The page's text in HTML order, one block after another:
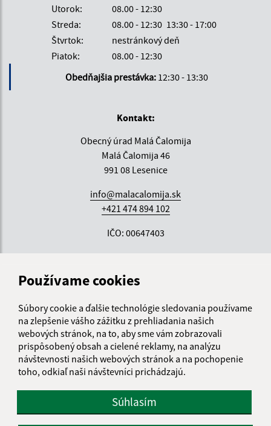
Používame cookies
Súbory cookie a ďalšie technológie sledovania používame
na zlepšenie vášho zážitku z prehliadania našich
webových stránok, na to, aby sme vám zobrazovali
prispôsobený obsah a cielené reklamy, na analýzu
návštevnosti našich webových stránok a na pochopenie
toho, odkiaľ naši návštevníci prichádzajú.
Súhlasím
Utorok:
08.00 - 12:30
Streda:
08.00 - 12:30 13:30 - 17:00
Štvrtok:
nestránkový deň
Piatok:
08.00 - 12:30
Obedňajšia prestávka: 12:30 - 13:30
Kontakt:
Obecný úrad Malá Čalomija
Malá Čalomija 46
991 08 Lesenice
info@malacalomija.sk
+421 474 894 102
IČO: 00647403